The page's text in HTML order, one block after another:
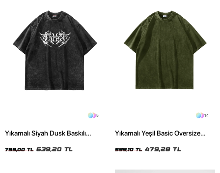
5
Yıkamalı Siyah Dusk Baskılı
799,00 TL 639,20 TL
14
Yıkamalı Yeşil Basic Oversize
599,10 TL 479,28 TL